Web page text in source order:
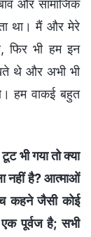
और सामाजिक
था। मैं और मेरे
फिर भी हम इन
थे और अभी भी
हम वाकई बहुत
भी गया तो क्या
नहीं है? आत्माओं
कहने जैसी कोई
एक पूर्वज है; सभी